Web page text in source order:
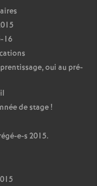
16
oui au pré-
de stage!
e-s 2015.